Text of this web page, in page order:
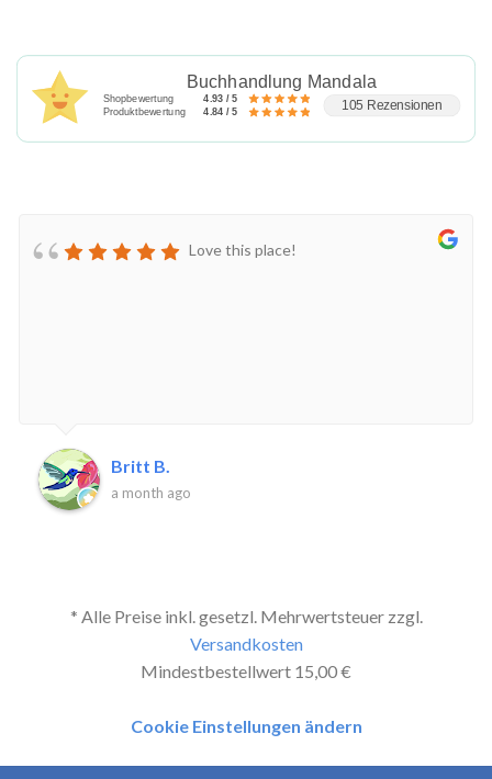
Buchhandlung Mandala
Shopbewertung 4.93 / 5
Produktbewertung 4.84 / 5 105 Rezensionen
Love this place!
Britt B.
a month ago
* Alle Preise inkl. gesetzl. Mehrwertsteuer zzgl.
Versandkosten
Mindestbestellwert 15,00 €
Cookie Einstellungen ändern